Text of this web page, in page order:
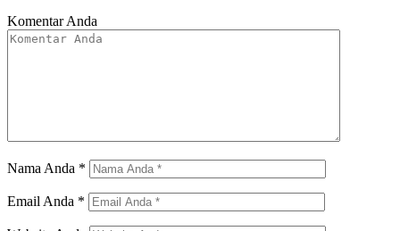
Komentar Anda
Nama Anda *
Email Anda *